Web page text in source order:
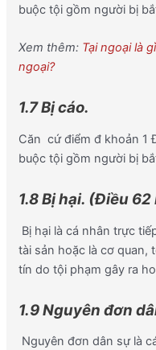
buộc tội gồm người bị
Xem thêm: Tại ngoại là
ngoại?
1.7 Bị cáo.
Căn cứ điểm đ khoản 1
buộc tội gồm người bị
1.8 Bị hại. (Điều 62
Bị hại là cá nhân trực
tài sản hoặc là cơ quan,
tín do tội phạm gây ra
1.9 Nguyên đơn
Nguyên đơn dân sự là